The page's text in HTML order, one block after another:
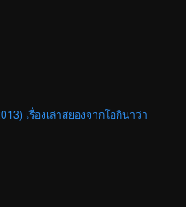
เรื่องเล่าสยองจากโอกินาว่า